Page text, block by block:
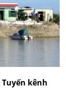
Tuyến kênh